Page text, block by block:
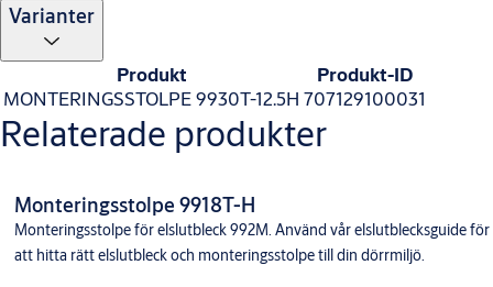
Varianter
Produkt
Produkt-ID
MONTERINGSSTOLPE 9930T-12.5H 707129100031
Relaterade produkter
Monteringsstolpe 9918T-H
Monteringsstolpe för elslutbleck 992M. Använd vår elslutblecksguide för
att hitta rätt elslutbleck och monteringsstolpe till din dörrmiljö.